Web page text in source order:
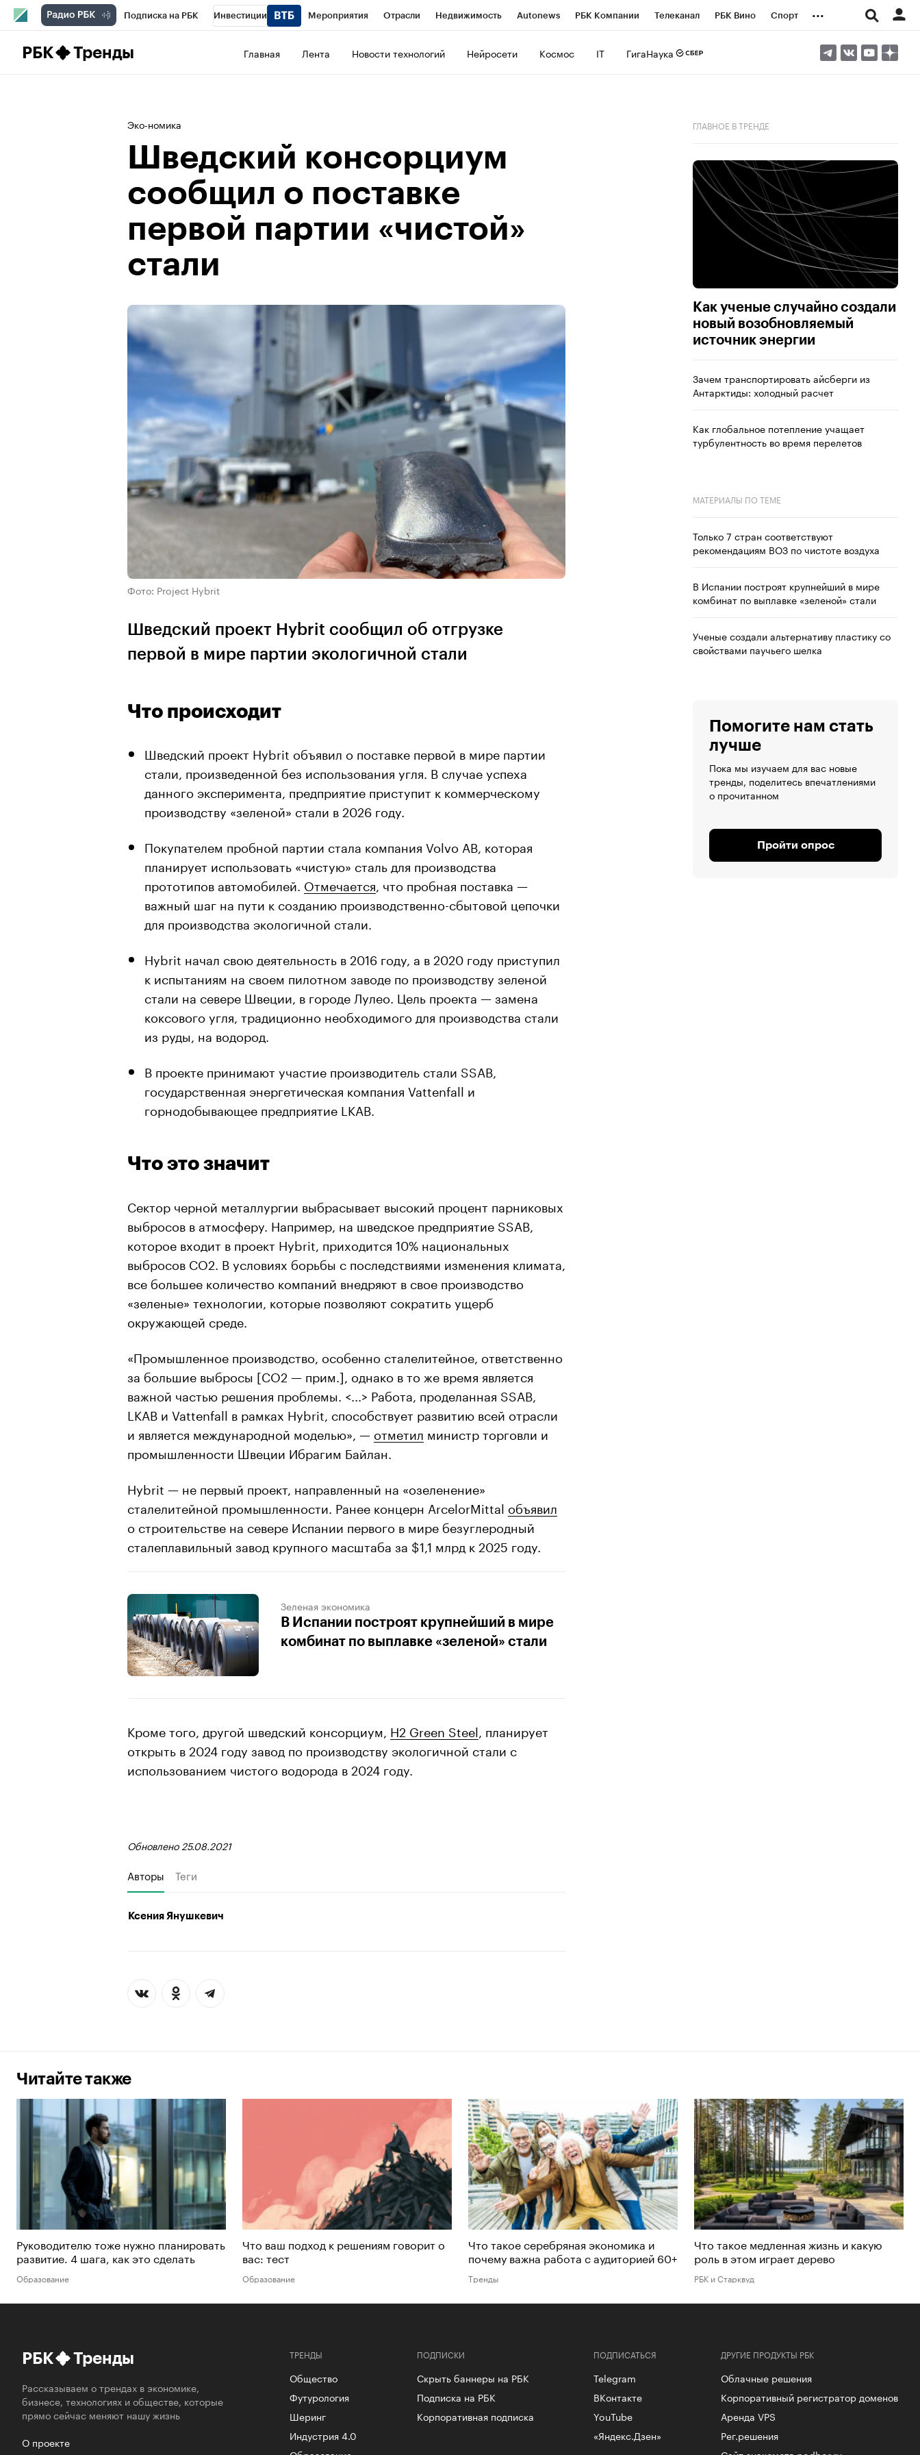
Подписка на РБК Инвестиции Мероприятия Отрасли Недвижимость Autonews РБК Компании Телеканал РБК Вино Спорт ...
РБК Тренды Главная Лента Новости технологий Нейросети Космос IT ГигаНаука
Эко-номика
Шведский консорциум
сообщил о поставке
первой партии «чистой»
стали
Фото: Project Hybrit
Шведский проект Hybrit сообщил об отгрузке
первой в мире партии экологичной стали
Что происходит
Шведский проект Hybrit объявил о поставке первой в мире партии
стали, произведенной без использования угля. В случае успеха
данного эксперимента, предприятие приступит к коммерческому
производству «зеленой» стали в 2026 году.
Покупателем пробной партии стала компания Volvo AB, которая
планирует использовать «чистую» сталь для производства
прототипов автомобилей. Отмечается , что пробная поставка —
важный шаг на пути к созданию производственно-сбытовой цепочки
для производства экологичной стали.
Hybrit начал свою деятельность в 2016 году, а в 2020 году приступил
к испытаниям на своем пилотном заводе по производству зеленой
стали на севере Швеции, в городе Лулео. Цель проекта — замена
коксового угля, традиционно необходимого для производства стали
из руды, на водород.
В проекте принимают участие производитель стали SSAB,
государственная энергетическая компания Vattenfall и
горнодобывающее предприятие LKAB.
Что это значит
00:00
Сектор черной металлургии выбрасывает высокий процент парниковых
выбросов в атмосферу. Например, на шведское предприятие SSAB,
которое входит в проект Hybrit, приходится 10% национальных
выбросов СО2. В условиях борьбы с последствиями изменения климата,
все большее количество компаний внедряют в свое производство
«зеленые» технологии, которые позволяют сократить ущерб
окружающей среде.
«Промышленное производство, особенно сталелитейное, ответственно
за большие выбросы [CO2 — прим.], однако в то же время является
важной частью решения проблемы. <...> Работа, проделанная SSAB,
LKAB и Vattenfall в рамках Hybrit, способствует развитию всей отрасли
и является международной моделью», — отметил министр торговли и
промышленности Швеции Ибрагим Байлан.
Hybrit — не первый проект, направленный на «озеленение»
сталелитейной промышленности. Ранее концерн ArcelorMittal объявил
о строительстве на севере Испании первого в мире безуглеродный
сталеплавильный завод крупного масштаба за $1,1 млрд к 2025 году.
Зеленая экономика
В Испании построят крупнейший в мире
комбинат по выплавке «зеленой» стали
Кроме того, другой шведский консорциум, H2 Green Steel , планирует
открыть в 2024 году завод по производству экологичной стали с
использованием чистого водорода в 2024 году.
Обновлено 25.08.2021
Авторы Теги
Ксения Янушкевич
ГЛАВНОЕ В ТРЕНДЕ
Как ученые случайно создали
новый возобновляемый
источник энергии
Зачем транспортировать айсберги из
Антарктиды: холодный расчет
Как глобальное потепление учащает
турбулентность во время перелетов
МАТЕРИАЛЫ ПО ТЕМЕ
Только 7 стран соответствуют
рекомендациям ВОЗ по чистоте воздуха
В Испании построят крупнейший в мире
комбинат по выплавке «зеленой» стали
Ученые создали альтернативу пластику со
свойствами паучьего шелка
Помогите нам стать
лучше
Пока мы изучаем для вас новые
тренды, поделитесь впечатлениями
о прочитанном
Пройти опрос
Читайте также
Руководителю тоже нужно планировать
развитие. 4 шага, как это сделать
Образование
Что ваш подход к решениям говорит о
вас: тест
Образование
Что такое серебряная экономика и
почему важна работа с аудиторией 60+
Тренды
Что такое медленная жизнь и какую
роль в этом играет дерево
РБК и Старквуд
РБК Тренды
Рассказываем о трендах в экономике,
бизнесе, технологиях и обществе, которые
прямо сейчас меняют нашу жизнь
О проекте
ТРЕНДЫ
Общество
Футурология
Шеринг
Индустрия 4.0
ПОДПИСКИ
Скрыть баннеры на РБК
Подписка на РБК
Корпоративная подписка
ДРУГИЕ ПРОДУКТЫ РБК
Облачные решения
Корпоративный регистратор доменов
Аренда VPS
Рег.решения
ПОДПИСАТЬСЯ
Telegram
ВКонтакте
YouTube
«Яндекс.Дзен»